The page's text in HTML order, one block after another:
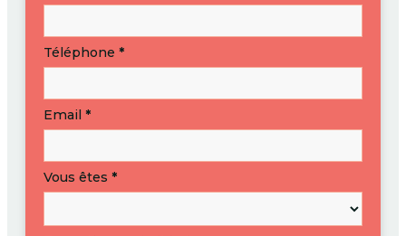
Téléphone *
Email *
Vous êtes *